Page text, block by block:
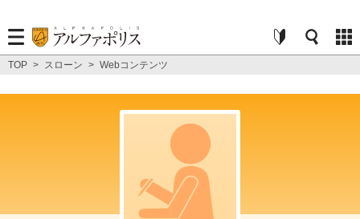
TOP > スローン > Webコンテンツ